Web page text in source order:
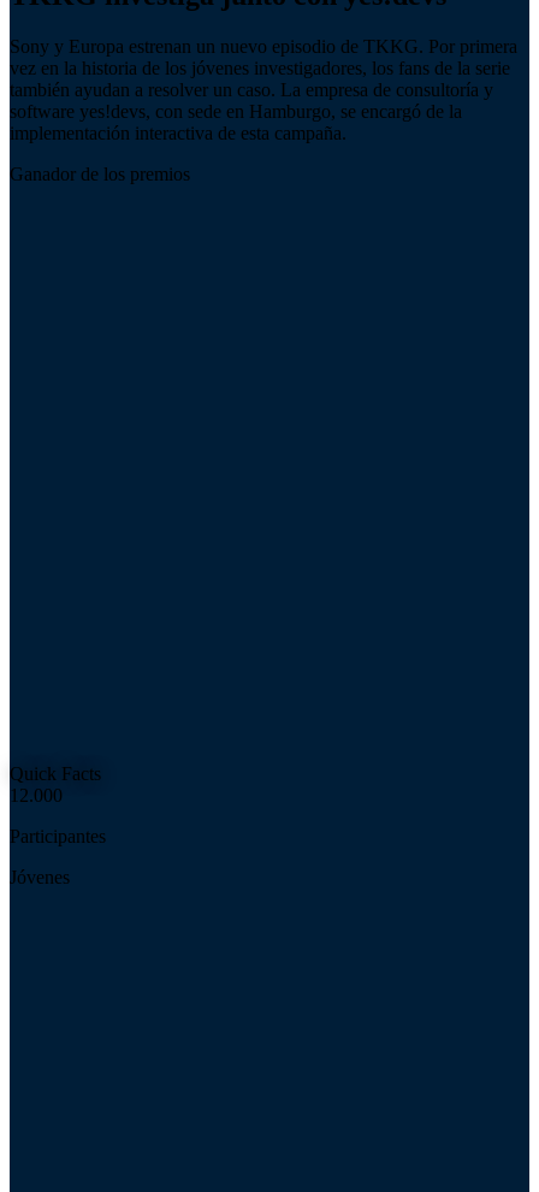
Sony y Europa estrenan un nuevo episodio de TKKG. Por primera
vez en la historia de los jóvenes investigadores, los fans de la serie
también ayudan a resolver un caso. La empresa de consultoría y
software yes!devs, con sede en Hamburgo, se encargó de la
implementación interactiva de esta campaña.
Ganador de los premios
Quick Facts
12.000
Participantes
Jóvenes